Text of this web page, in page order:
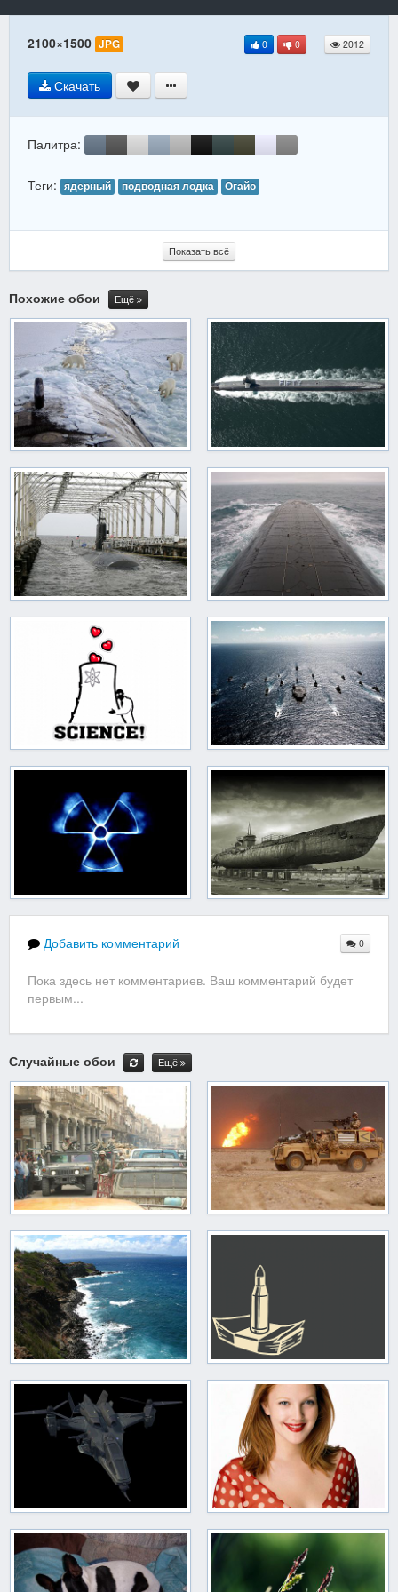
2100×1500 JPG 0 0 2012
Скачать
Палитра:
Теги: ядерный подводная лодка Огайо
Показать всё
Похожие обои Ещё
Добавить комментарий 0
Пока здесь нет комментариев. Ваш комментарий будет
первым...
Случайные обои Ещё